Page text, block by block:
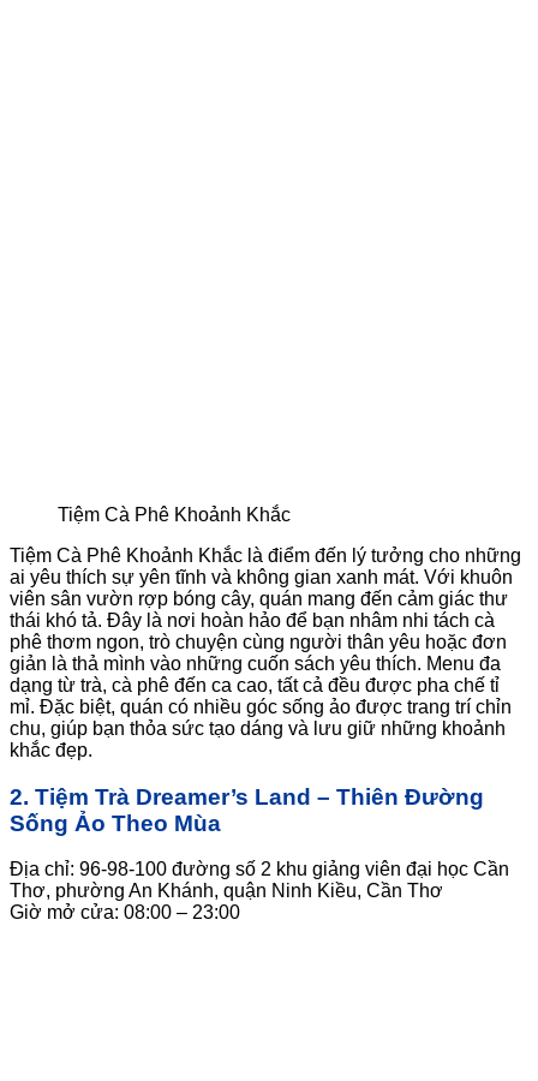
Tiệm Cà Phê Khoảnh Khắc
Tiệm Cà Phê Khoảnh Khắc là điểm đến lý tưởng cho những
ai yêu thích sự yên tĩnh và không gian xanh mát. Với khuôn
viên sân vườn rợp bóng cây, quán mang đến cảm giác thư
thái khó tả. Đây là nơi hoàn hảo để bạn nhâm nhi tách cà
phê thơm ngon, trò chuyện cùng người thân yêu hoặc đơn
giản là thả mình vào những cuốn sách yêu thích. Menu đa
dạng từ trà, cà phê đến ca cao, tất cả đều được pha chế tỉ
mỉ. Đặc biệt, quán có nhiều góc sống ảo được trang trí chỉn
chu, giúp bạn thỏa sức tạo dáng và lưu giữ những khoảnh
khắc đẹp.
2. Tiệm Trà Dreamer’s Land – Thiên Đường
Sống Ảo Theo Mùa
Địa chỉ: 96-98-100 đường số 2 khu giảng viên đại học Cần
Thơ, phường An Khánh, quận Ninh Kiều, Cần Thơ
Giờ mở cửa: 08:00 – 23:00